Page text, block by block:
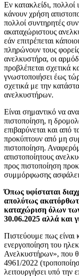
Εν κατακλείδι, πολλοί
κάνουν χρήση
πολλοί συντηρητές
ακαταχώριστους
εάν επιτρέπεται
πληρώνουν τους
ανελκυστήρα, οι
προβλέπεται σχετικά
γνωστοποιήσει έως
σχετικά με την
ανελκυστήρων.
Είναι σημαντικό να
πιστοποίηση, η
επιβαρύνεται και από
προκύπτουν από μη
πιστοποίηση.
απιστοποίητους
προς πιστοποίηση
συμμόρφωσης
Όπως υφίσταται
απολύτως
καταχώριση όλων
30.06.2025 αλλά και
Πιστεύουμε πως είναι
ενεργοποίηση του
Ανελκυστήρων», που
4961/2022
λειτουργήσει υπό